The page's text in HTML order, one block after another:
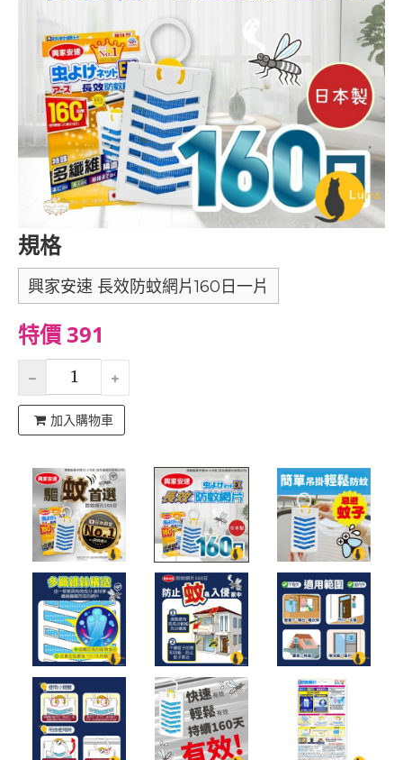
規格
興家安速 長效防蚊網片160日一片
特價 391
加入購物車